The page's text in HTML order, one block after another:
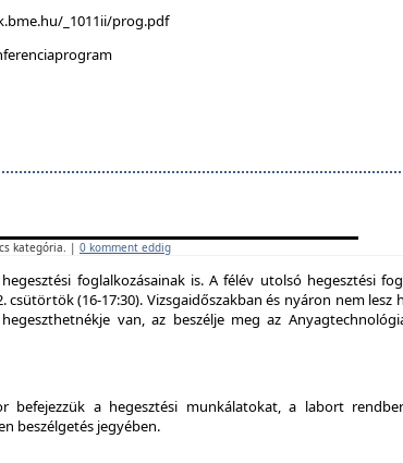
_1011ii/prog.pdf
kategória. | 0 komment eddig
foglalkozásainak is. A félév utolsó hegesztési
csütörtök (16-17:30). Vizsgaidőszakban és nyáron nem lesz
van, az beszélje meg az
befejezzük a hegesztési munkálatokat, a labort
beszélgetés jegyében.